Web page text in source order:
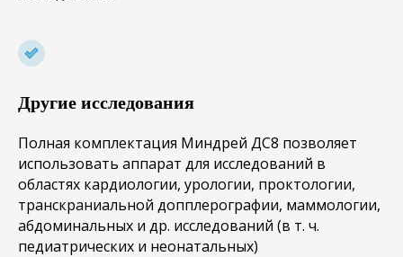
Другие исследования
Полная комплектация Миндрей ДС8 позволяет
использовать аппарат для исследований в
областях кардиологии, урологии, проктологии,
транскраниальной допплерографии, маммологии,
абдоминальных и др. исследований (в т. ч.
педиатрических и неонатальных)